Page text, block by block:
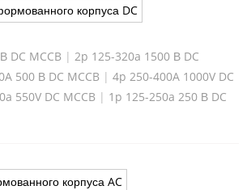
корпуса DC
DC MCCB | 2p 125-320a 1500 В DC
500 В DC MCCB | 4p 250-400A 1000V DC
550V DC MCCB | 1p 125-250a 250 В DC
корпуса AC